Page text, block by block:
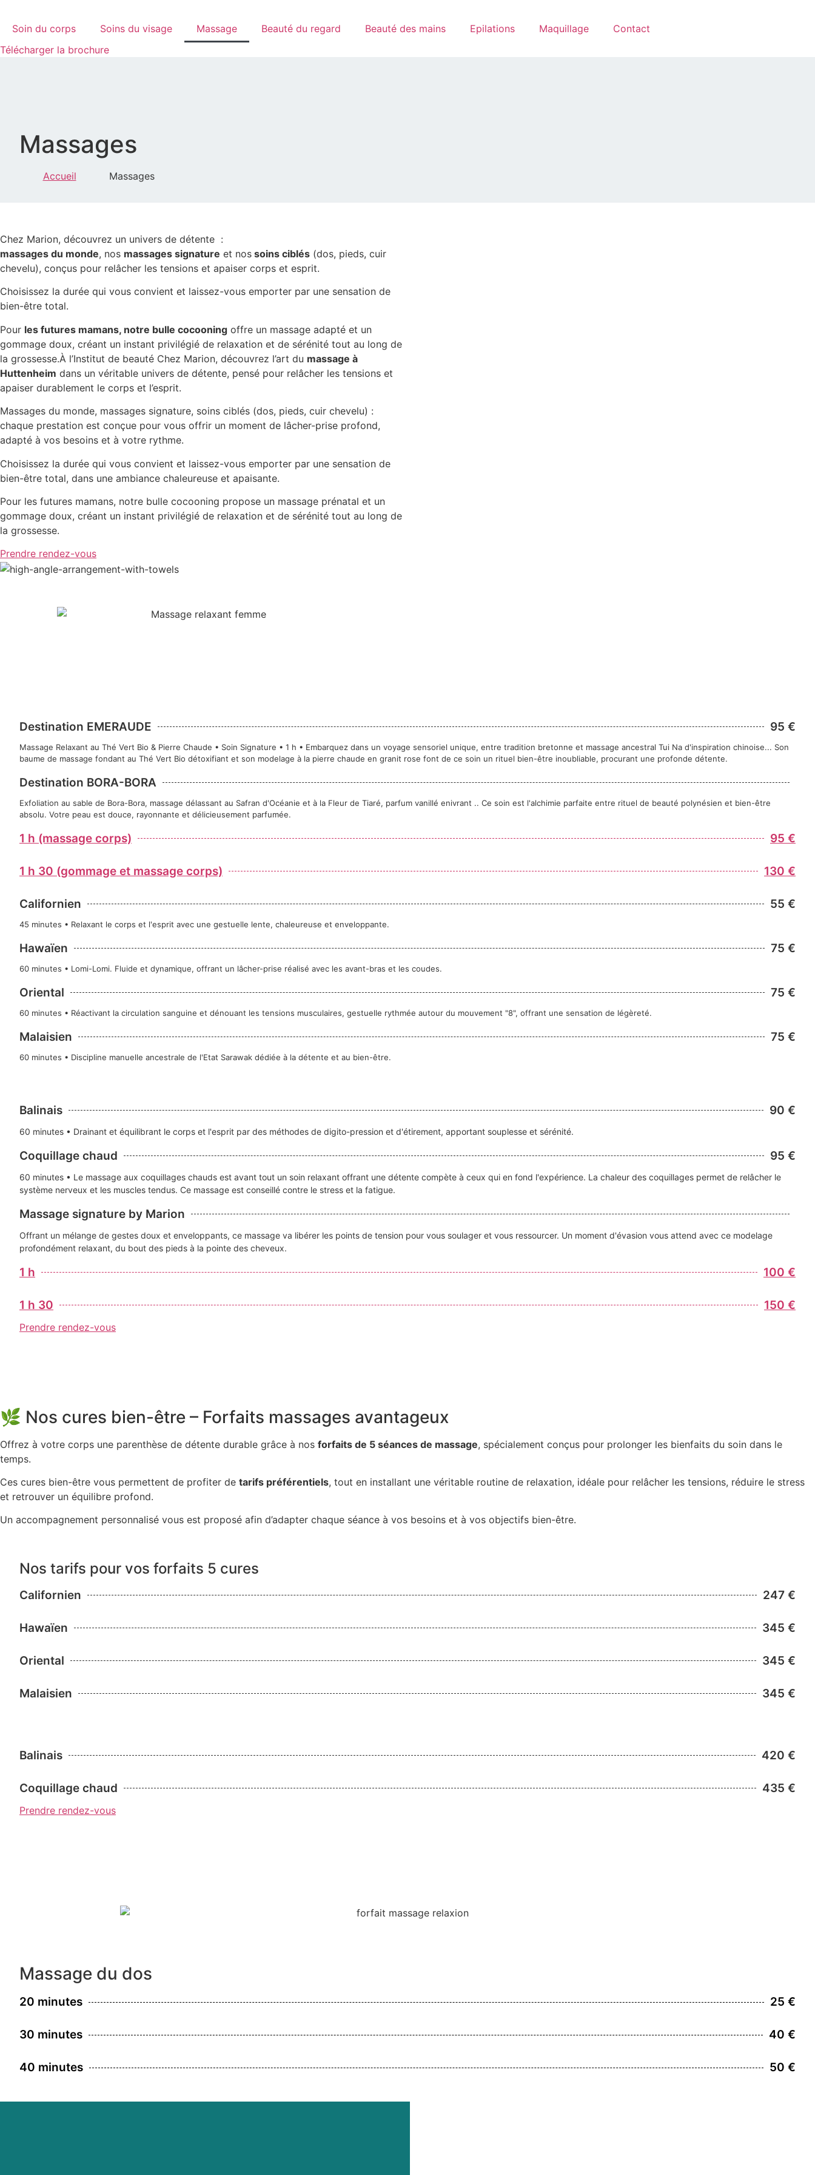
contenu
Soin du corps Soins du visage Massage Beauté du regard Beauté des mains Epilations Maquillage
Contact
Télécharger la brochure
Massages
Accueil Massages
Chez Marion, découvrez un univers de détente :
massages du monde, nos massages signature et nos soins ciblés (dos, pieds, cuir
chevelu), conçus pour relâcher les tensions et apaiser corps et esprit.
Choisissez la durée qui vous convient et laissez-vous emporter par une sensation de
bien-être total.
Pour les futures mamans, notre bulle cocooning offre un massage adapté et un
gommage doux, créant un instant privilégié de relaxation et de sérénité tout au long de
la grossesse.À l’Institut de beauté Chez Marion, découvrez l’art du massage à
Huttenheim dans un véritable univers de détente, pensé pour relâcher les tensions et
apaiser durablement le corps et l’esprit.
Massages du monde, massages signature, soins ciblés (dos, pieds, cuir chevelu) :
chaque prestation est conçue pour vous offrir un moment de lâcher-prise profond,
adapté à vos besoins et à votre rythme.
Choisissez la durée qui vous convient et laissez-vous emporter par une sensation de
bien-être total, dans une ambiance chaleureuse et apaisante.
Pour les futures mamans, notre bulle cocooning propose un massage prénatal et un
gommage doux, créant un instant privilégié de relaxation et de sérénité tout au long de
la grossesse.
Prendre rendez-vous
Destination EMERAUDE 95 €
Massage Relaxant au Thé Vert Bio & Pierre Chaude • Soin Signature • 1 h • Embarquez dans un voyage sensoriel unique, entre tradition bretonne et massage ancestral Tui Na d'inspiration chinoise... Son
baume de massage fondant au Thé Vert Bio détoxifiant et son modelage à la pierre chaude en granit rose font de ce soin un rituel bien-être inoubliable, procurant une profonde détente.
Destination BORA-BORA
Exfoliation au sable de Bora-Bora, massage délassant au Safran d'Océanie et à la Fleur de Tiaré, parfum vanillé enivrant .. Ce soin est l'alchimie parfaite entre rituel de beauté polynésien et bien-être
absolu. Votre peau est douce, rayonnante et délicieusement parfumée.
1 h (massage corps) 95 €
1 h 30 (gommage et massage corps) 130 €
Californien 55 €
45 minutes • Relaxant le corps et l'esprit avec une gestuelle lente, chaleureuse et enveloppante.
Hawaïen 75 €
60 minutes • Lomi-Lomi. Fluide et dynamique, offrant un lâcher-prise réalisé avec les avant-bras et les coudes.
Oriental 75 €
60 minutes • Réactivant la circulation sanguine et dénouant les tensions musculaires, gestuelle rythmée autour du mouvement "8", offrant une sensation de légèreté.
Malaisien 75 €
60 minutes • Discipline manuelle ancestrale de l'Etat Sarawak dédiée à la détente et au bien-être.
Balinais 90 €
60 minutes • Drainant et équilibrant le corps et l'esprit par des méthodes de digito-pression et d'étirement, apportant souplesse et sérénité.
Coquillage chaud 95 €
60 minutes • Le massage aux coquillages chauds est avant tout un soin relaxant offrant une détente compète à ceux qui en fond l'expérience. La chaleur des coquillages permet de relâcher le
système nerveux et les muscles tendus. Ce massage est conseillé contre le stress et la fatigue.
Massage signature by Marion
Offrant un mélange de gestes doux et enveloppants, ce massage va libérer les points de tension pour vous soulager et vous ressourcer. Un moment d'évasion vous attend avec ce modelage
profondément relaxant, du bout des pieds à la pointe des cheveux.
1 h 100 €
1 h 30 150 €
Prendre rendez-vous
🌿 Nos cures bien-être – Forfaits massages avantageux
Offrez à votre corps une parenthèse de détente durable grâce à nos forfaits de 5 séances de massage, spécialement conçus pour prolonger les bienfaits du soin dans le
temps.
Ces cures bien-être vous permettent de profiter de tarifs préférentiels, tout en installant une véritable routine de relaxation, idéale pour relâcher les tensions, réduire le stress
et retrouver un équilibre profond.
Un accompagnement personnalisé vous est proposé afin d’adapter chaque séance à vos besoins et à vos objectifs bien-être.
Nos tarifs pour vos forfaits 5 cures
Californien 247 €
Hawaïen 345 €
Oriental 345 €
Malaisien 345 €
Balinais 420 €
Coquillage chaud 435 €
Prendre rendez-vous
Massage du dos
20 minutes 25 €
30 minutes 40 €
40 minutes 50 €